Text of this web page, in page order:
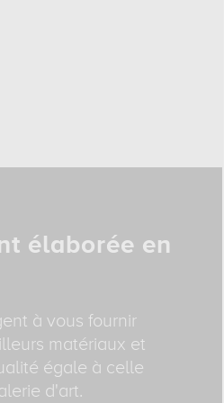
élaborée en
à vous fournir
matériaux et
égale à celle
d'art.